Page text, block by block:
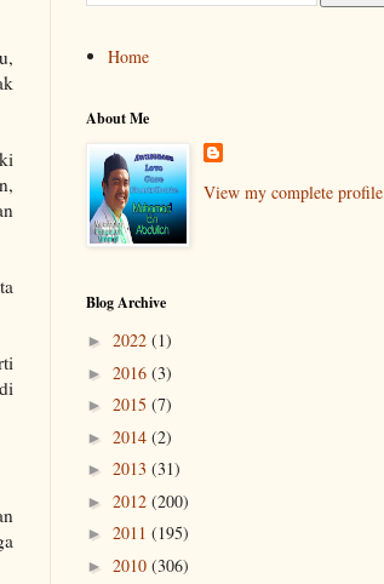
Home
About Me
View my complete profile
Blog Archive
► 2022 (1)
► 2016 (3)
► 2015 (7)
► 2014 (2)
► 2013 (31)
► 2012 (200)
► 2011 (195)
► 2010 (306)